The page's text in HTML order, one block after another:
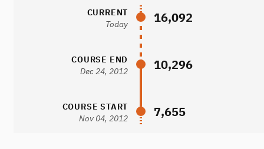
CURRENT
Today
16,092
COURSE END
Dec 24, 2012
10,296
COURSE START
Nov 04, 2012
7,655